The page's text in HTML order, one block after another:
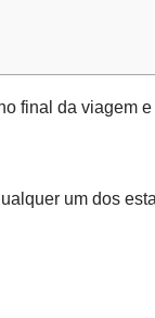
final da viagem
um dos